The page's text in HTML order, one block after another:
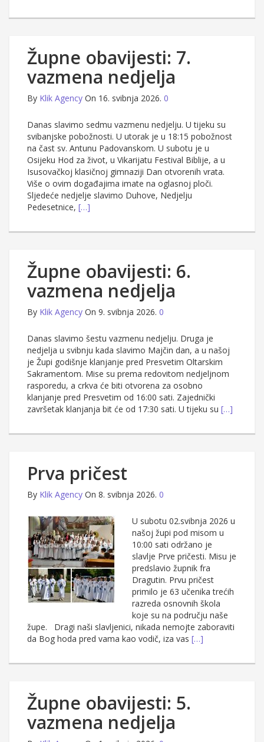
Župne obavijesti: 7.
vazmena nedjelja
By Klik Agency On 16. svibnja 2026. 0
Danas slavimo sedmu vazmenu nedjelju. U tijeku su
svibanjske pobožnosti. U utorak je u 18:15 pobožnost
na čast sv. Antunu Padovanskom. U subotu je u
Osijeku Hod za život, u Vikarijatu Festival Biblije, a u
Isusovačkoj klasičnoj gimnaziji Dan otvorenih vrata.
Više o ovim događajima imate na oglasnoj ploči.
Sljedeće nedjelje slavimo Duhove, Nedjelju
Pedesetnice, […]
Župne obavijesti: 6.
vazmena nedjelja
By Klik Agency On 9. svibnja 2026. 0
Danas slavimo šestu vazmenu nedjelju. Druga je
nedjelja u svibnju kada slavimo Majčin dan, a u našoj
je Župi godišnje klanjanje pred Presvetim Oltarskim
Sakramentom. Mise su prema redovitom nedjeljnom
rasporedu, a crkva će biti otvorena za osobno
klanjanje pred Presvetim od 16:00 sati. Zajednički
završetak klanjanja bit će od 17:30 sati. U tijeku su […]
Prva pričest
By Klik Agency On 8. svibnja 2026. 0
U subotu 02.svibnja 2026 u
našoj župi pod misom u
10:00 sati održano je
slavlje Prve pričesti. Misu je
predslavio župnik fra
Dragutin. Prvu pričest
primilo je 63 učenika trećih
razreda osnovnih škola
koje su na području naše
župe. Dragi naši slavljenici, nikada nemojte zaboraviti
da Bog hoda pred vama kao vodič, iza vas […]
Župne obavijesti: 5.
vazmena nedjelja